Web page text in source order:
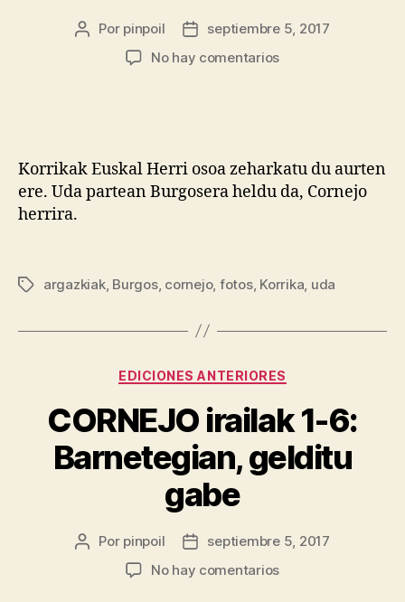
Por pinpoil
septiembre 5, 2017
No hay comentarios
Korrikak Euskal Herri osoa zeharkatu du aurten
ere. Uda partean Burgosera heldu da, Cornejo
herrira.
argazkiak, Burgos, cornejo, fotos, Korrika uda
EDICIONES ANTERIORES
CORNEJO irailak 1-6:
Barnetegian, gelditu
gabe
Por pinpoil
septiembre 5, 2017
No hay comentarios